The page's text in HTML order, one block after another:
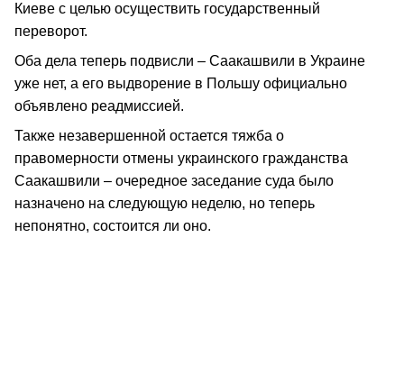
Киеве с целью осуществить государственный
переворот.
Оба дела теперь подвисли – Саакашвили в Украине
уже нет, а его выдворение в Польшу официально
объявлено реадмиссией.
Также незавершенной остается тяжба о
правомерности отмены украинского гражданства
Саакашвили – очередное заседание суда было
назначено на следующую неделю, но теперь
непонятно, состоится ли оно.